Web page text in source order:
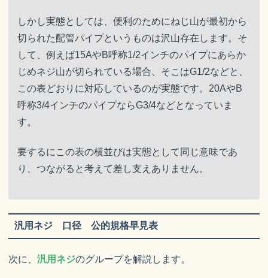
しかし実態としては、便利のためにねじ山が最初から
切られた配管パイプというものは沢山存在します。そ
して、例えば15AやB呼称1/2インチのパイプにあらか
じめネジ山が切られている場合、そこはG1/2などと、
この表どおりに対応しているのが実態です。20AやB
呼称3/4インチのパイプならG3/4などとなっていま
す。
要するにこの表の横並びは実態として同じ意味であ
り、つながると考えて差し支えありません。
汎用ネジ 口径 公的規格早見表
次に、 汎用ネジのグループを解説します。